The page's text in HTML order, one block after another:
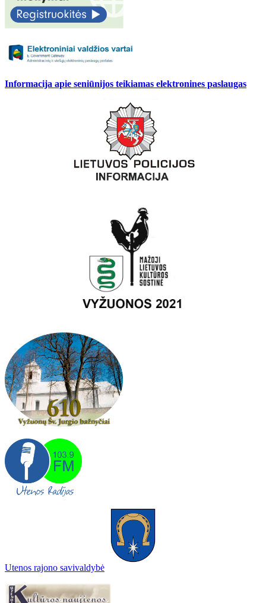
Informacija apie seniūnijos teikiamas elektronines paslaugas
Utenos rajono savivaldybė